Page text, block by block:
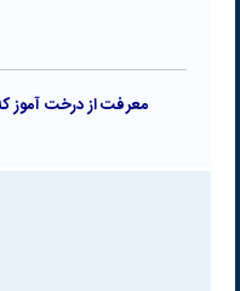
معرفت از درخت آموز